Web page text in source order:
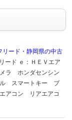
リード・静岡県の中古
ード ｅ：ＨＥＶエア
ラ ホンダセンシン
ル スマートキー ブ
アコン リアエアコ